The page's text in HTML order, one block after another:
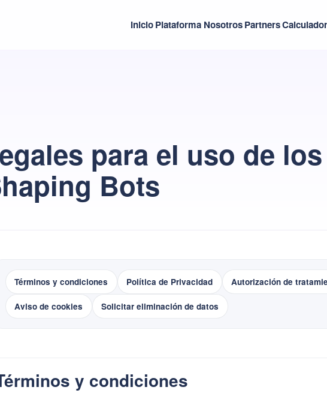
InicioPlataforma NosotrosPartners
para el uso de los
Bots
Términos y condiciones Política de Privacidad Autorización de
Aviso de cookies Solicitar eliminación de datos
y condiciones